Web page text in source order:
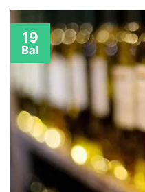
19
Bal